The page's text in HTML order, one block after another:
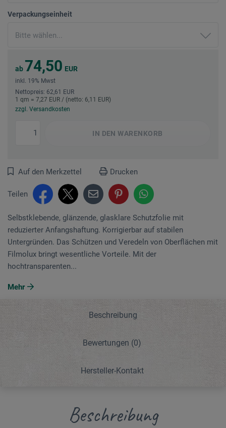
Verpackungseinheit
ab 74,50 EUR
inkl. 19% Mwst
Nettopreis: 62,61 EUR
1 qm = 7,27 EUR / (netto: 6,11 EUR)
zzgl. Versandkosten
IN DEN WARENKORB
Auf den Merkzettel Drucken
Teilen
Selbstklebende, glänzen­­de, glasklare Schutzfolie mit
reduzierter An­­fangs­haftung. Korrigierbar auf stabilen
Untergründen. Das Schützen und Veredeln von Oberflächen mit
Filmolux bringt wesentliche Vorteile. Mit der
hochtransparenten...
Mehr
Beschreibung
Bewertungen (0)
Hersteller-Kontakt
Beschreibung